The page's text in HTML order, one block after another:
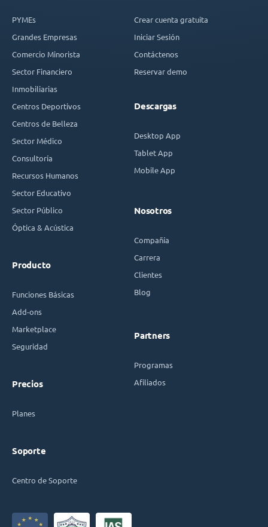
PYMEs
Grandes Empresas
Comercio Minorista
Sector Financiero
Inmobiliarias
Centros Deportivos
Centros de Belleza
Sector Médico
Consultoría
Recursos Humanos
Sector Educativo
Sector Público
Óptica & Acústica
Producto
Funciones Básicas
Add-ons
Marketplace
Seguridad
Precios
Planes
Soporte
Centro de Soporte
Crear cuenta gratuita
Iniciar Sesión
Contáctenos
Reservar demo
Descargas
Desktop App
Tablet App
Mobile App
Nosotros
Compañía
Carrera
Clientes
Blog
Partners
Programas
Afiliados